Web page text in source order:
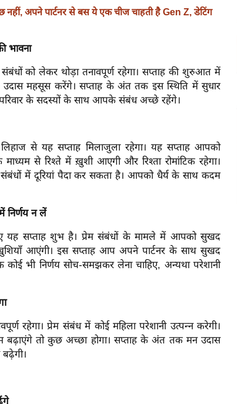
अपने पार्टनर से बस ये एक चीज चाहती है Gen Z, डेटिंग
भावना
संबंधों को लेकर थोड़ा तनावपूर्ण रहेगा। सप्ताह की शुरुआत में
महसूस करेंगे। सप्ताह के अंत तक इस स्थिति में सुधार
के सदस्यों के साथ आपके संबंध अच्छे रहेंगे।
से यह सप्ताह मिलाजुला रहेगा। यह सप्ताह आपको
से रिश्ते में ख़ुशी आएगी और रिश्ता रोमांटिक रहेगा।
में दूरियां पैदा कर सकता है। आपको धैर्य के साथ कदम
निर्णय न लें
यह सप्ताह शुभ है। प्रेम संबंधों के मामले में आपको सुखद
आएंगी। इस सप्ताह आप अपने पार्टनर के साथ सुखद
भी निर्णय सोच-समझकर लेना चाहिए, अन्यथा परेशानी
रहेगा। प्रेम संबंध में कोई महिला परेशानी उत्पन्न करेगी।
बढ़ाएंगे तो कुछ अच्छा होगा। सप्ताह के अंत तक मन उदास